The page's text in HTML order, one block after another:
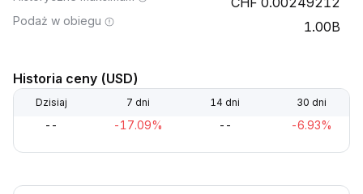
Podaż w obiegu 1.00B
Historia ceny (USD)
Dzisiaj 7 dni 14 dni 30 dni
-- -17.09% -- -6.93%